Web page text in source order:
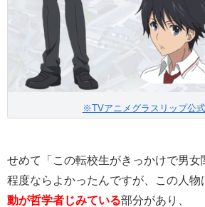
※TVアニメグラスリップ公
せめて「この転校生がきっかけで男女
程度ならよかったんですが、この人物
動が哲学者じみている部分があり、